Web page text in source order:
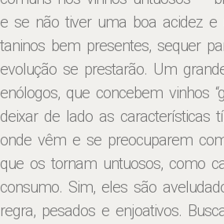
e se não tiver uma boa acidez e
taninos bem presentes, sequer
evolução se prestarão. Um
enólogos, que concebem vinhos
deixar de lado as características
onde vêm e se preocuparem
que os tornam untuosos, como
consumo. Sim, eles são
regra, pesados e enjoativos.